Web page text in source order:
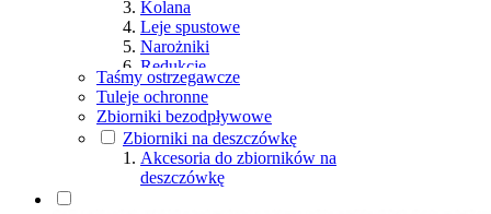
Kolana
Leje spustowe
Narożniki
Redukcje
Rury
Rynny
Trójniki
Uchwyty
Złączki rury spustowej
Złączki rynny
Taśmy ostrzegawcze
Tuleje ochronne
Zbiorniki bezodpływowe
Zbiorniki na deszczówkę
Akcesoria do zbiorników na
deszczówkę